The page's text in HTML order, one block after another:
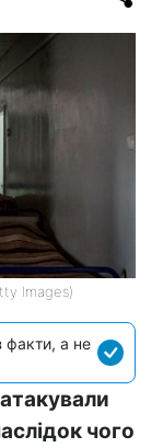
Images)
факти, а не
чого